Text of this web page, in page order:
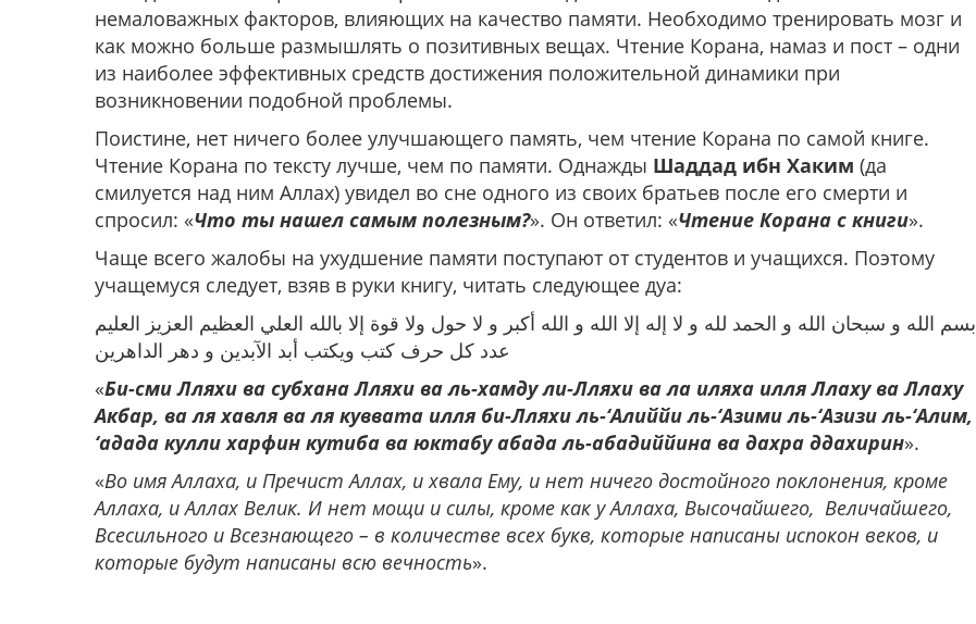
немаловажных факторов, влияющих на качество памяти. Необходимо тренировать мозг и
как можно больше размышлять о позитивных вещах. Чтение Корана, намаз и пост – одни
из наиболее эффективных средств достижения положительной динамики при
возникновении подобной проблемы.
Поистине, нет ничего более улучшающего память, чем чтение Корана по самой книге.
Чтение Корана по тексту лучше, чем по памяти. Однажды Шаддад ибн Хаким (да
смилуется над ним Аллах) увидел во сне одного из своих братьев после его смерти и
спросил: «Что ты нашел самым полезным?». Он ответил: «Чтение Корана с книги».
Чаще всего жалобы на ухудшение памяти поступают от студентов и учащихся. Поэтому
учащемуся следует, взяв в руки книгу, читать следующее дуа:
بسم الله و سبحان الله و الحمد لله و لا إله إلا الله و الله أكبر و لا حول ولا قوة إلا بالله العلي العظيم العزيز العليم
عدد كل حرف كتب ويكتب أبد الآبدين و دهر الداهرين
«Би-сми Лляхи ва субхана Лляхи ва ль-хамду ли-Лляхи ва ла иляха илля Ллаху ва Ллаху
Акбар, ва ля хавля ва ля куввата илля би-Лляхи ль-‘Алиййи ль-‘Азими ль-‘Азизи ль-‘Алим,
‘адада кулли харфин кутиба ва юктабу абада ль-абадиййина ва дахра ддахирин».
«Во имя Аллаха, и Пречист Аллах, и хвала Ему, и нет ничего достойного поклонения, кроме
Аллаха, и Аллах Велик. И нет мощи и силы, кроме как у Аллаха, Высочайшего, Величайшего,
Всесильного и Всезнающего – в количестве всех букв, которые написаны испокон веков, и
которые будут написаны всю вечность».